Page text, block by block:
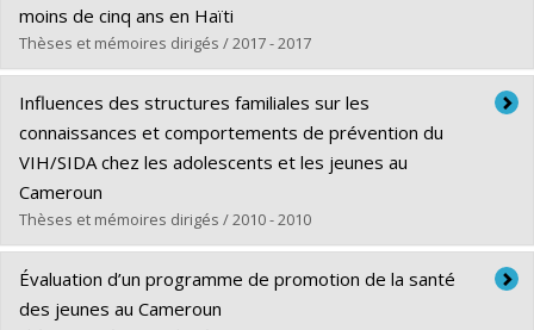
Cycle :Maîtrise
Diplôme obtenu :M. Sc.
Lien vers le document dans Papyrus
moins de cinq ans en Haïti
Thèses et mémoires dirigés / 2017 - 2017
Diplômé(e) :Roy, Isabelle
Cycle :Maîtrise
Diplôme obtenu : M. Sc.
Lien vers le document dans Papyrus
Influences des structures familiales sur les
connaissances et comportements de prévention du
VIH/SIDA chez les adolescents et les jeunes au
Cameroun
Thèses et mémoires dirigés / 2010 - 2010
Diplômé(e) :Tsala Dimbuene, Zacharie
Cycle :Doctorat
Évaluation d’un programme de promotion de la santé
des jeunes au Cameroun